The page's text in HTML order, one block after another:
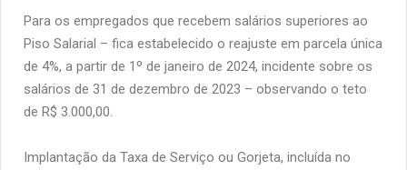
Para os empregados que recebem salários superiores ao
Piso Salarial – fica estabelecido o reajuste em parcela única
de 4%, a partir de 1º de janeiro de 2024, incidente sobre os
salários de 31 de dezembro de 2023 – observando o teto
de R$ 3.000,00.
Implantação da Taxa de Serviço ou Gorjeta, incluída no